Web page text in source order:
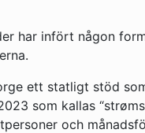
har infört någon
ett statligt stöd
som kallas
och